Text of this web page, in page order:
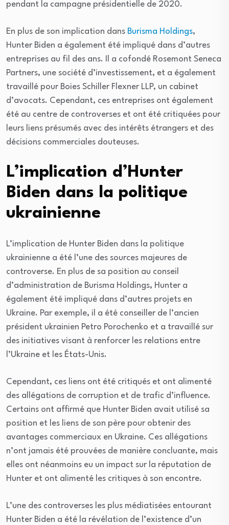
pendant la campagne présidentielle de 2020.
En plus de son implication dans Burisma Holdings,
Hunter Biden a également été impliqué dans d’autres
entreprises au fil des ans. Il a cofondé Rosemont Seneca
Partners, une société d’investissement, et a également
travaillé pour Boies Schiller Flexner LLP, un cabinet
d’avocats. Cependant, ces entreprises ont également
été au centre de controverses et ont été critiquées pour
leurs liens présumés avec des intérêts étrangers et des
décisions commerciales douteuses.
L’implication d’Hunter
Biden dans la politique
ukrainienne
L’implication de Hunter Biden dans la politique
ukrainienne a été l’une des sources majeures de
controverse. En plus de sa position au conseil
d’administration de Burisma Holdings, Hunter a
également été impliqué dans d’autres projets en
Ukraine. Par exemple, il a été conseiller de l’ancien
président ukrainien Petro Porochenko et a travaillé sur
des initiatives visant à renforcer les relations entre
l’Ukraine et les États-Unis.
Cependant, ces liens ont été critiqués et ont alimenté
des allégations de corruption et de trafic d’influence.
Certains ont affirmé que Hunter Biden avait utilisé sa
position et les liens de son père pour obtenir des
avantages commerciaux en Ukraine. Ces allégations
n’ont jamais été prouvées de manière concluante, mais
elles ont néanmoins eu un impact sur la réputation de
Hunter et ont alimenté les critiques à son encontre.
L’une des controverses les plus médiatisées entourant
Hunter Biden a été la révélation de l’existence d’un